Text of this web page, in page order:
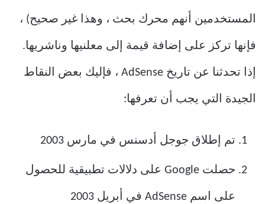
المستخدمين أنهم محرك بحث ، وهذا غير صحيح) ،
فإنها تركز على إضافة قيمة إلى معلنيها وناشريها.
إذا تحدثنا عن تاريخ AdSense ، فإليك بعض النقاط
الجيدة التي يجب أن تعرفها:
تم إطلاق جوجل أدسنس في مارس 2003
حصلت Google على دلالات تطبيقية للحصول
على اسم AdSense في أبريل 2003